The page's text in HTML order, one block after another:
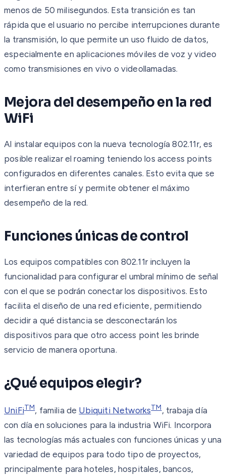
menos de 50 milisegundos. Esta transición es tan
rápida que el usuario no percibe interrupciones durante
la transmisión, lo que permite un uso fluido de datos,
especialmente en aplicaciones móviles de voz y video
como transmisiones en vivo o videollamadas.
Mejora del desempeño en la red
WiFi
Al instalar equipos con la nueva tecnología 802.11r, es
posible realizar el roaming teniendo los access points
configurados en diferentes canales. Esto evita que se
interfieran entre sí y permite obtener el máximo
desempeño de la red.
Funciones únicas de control
Los equipos compatibles con 802.11r incluyen la
funcionalidad para configurar el umbral mínimo de señal
con el que se podrán conectar los dispositivos. Esto
facilita el diseño de una red eficiente, permitiendo
decidir a qué distancia se desconectarán los
dispositivos para que otro access point les brinde
servicio de manera oportuna.
¿Qué equipos elegir?
UniFiTM, familia de Ubiquiti NetworksTM, trabaja día
con día en soluciones para la industria WiFi. Incorpora
las tecnologías más actuales con funciones únicas y una
variedad de equipos para todo tipo de proyectos,
principalmente para hoteles, hospitales, bancos,